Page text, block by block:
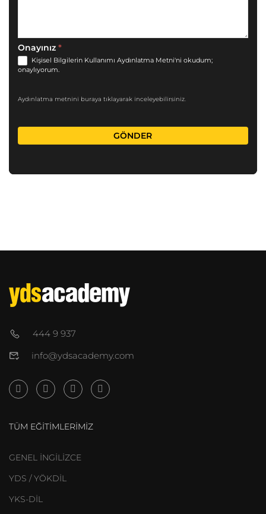
Onayınız *
Kişisel Bilgilerin Kullanımı Aydınlatma Metni'ni okudum;
onaylıyorum.
Aydınlatma metnini buraya tıklayarak inceleyebilirsiniz.
444 9 937
info@ydsacademy.com
TÜM EĞITIMLERIMIZ
GENEL İNGİLİZCE
YDS / YÖKDİL
YKS-DİL